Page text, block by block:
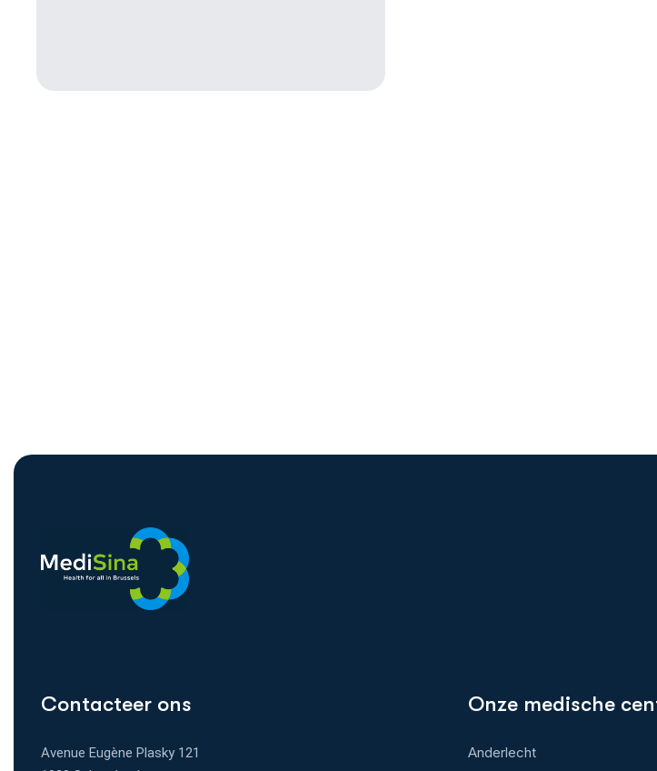
Contacteer ons
Avenue Eugène Plasky 121
Onze medische
Anderlecht